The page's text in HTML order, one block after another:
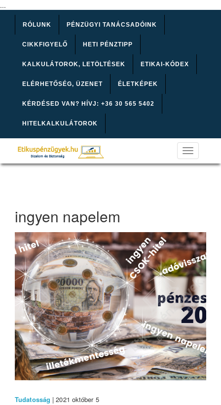
...
RÓLUNK PÉNZÜGYI TANÁCSADÓINK
CIKKFIGYELŐ HETI PÉNZTIPP
KALKULÁTOROK, LETÖLTÉSEK ETIKAI-KÓDEX
ELÉRHETŐSÉG, ÜZENET ÉLETKÉPEK
KÉRDÉSED VAN? HÍVJ: +36 30 565 5402
HITELKALKULÁTOROK
Toggle
navigation
ingyen napelem
Tudatosság | 2021 október 5